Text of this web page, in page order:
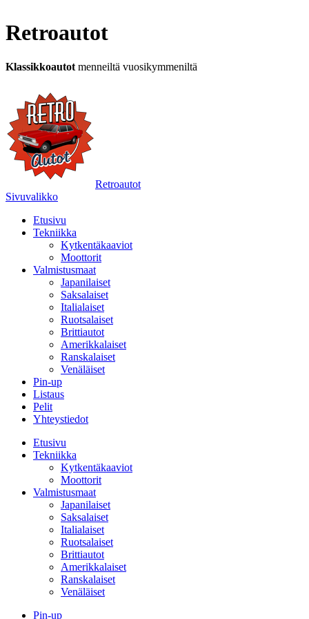
Retroautot
Klassikkoautot menneiltä vuosikymmeniltä
Retroautot
Sivuvalikko
Etusivu
Tekniikka
Kytkentäkaaviot
Moottorit
Valmistusmaat
Japanilaiset
Saksalaiset
Italialaiset
Ruotsalaiset
Brittiautot
Amerikkalaiset
Ranskalaiset
Venäläiset
Pin-up
Listaus
Pelit
Yhteystiedot
Etusivu
Tekniikka
Kytkentäkaaviot
Moottorit
Valmistusmaat
Japanilaiset
Saksalaiset
Italialaiset
Ruotsalaiset
Brittiautot
Amerikkalaiset
Ranskalaiset
Venäläiset
Pin-up